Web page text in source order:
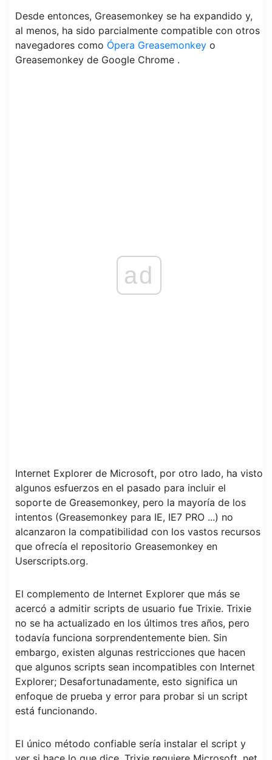
Desde entonces, Greasemonkey se ha expandido y,
al menos, ha sido parcialmente compatible con otros
navegadores como Ópera Greasemonkey o
Greasemonkey de Google Chrome .
ad
Internet Explorer de Microsoft, por otro lado, ha visto
algunos esfuerzos en el pasado para incluir el
soporte de Greasemonkey, pero la mayoría de los
intentos (Greasemonkey para IE, IE7 PRO ...) no
alcanzaron la compatibilidad con los vastos recursos
que ofrecía el repositorio Greasemonkey en
Userscripts.org.
El complemento de Internet Explorer que más se
acercó a admitir scripts de usuario fue Trixie. Trixie
no se ha actualizado en los últimos tres años, pero
todavía funciona sorprendentemente bien. Sin
embargo, existen algunas restricciones que hacen
que algunos scripts sean incompatibles con Internet
Explorer; Desafortunadamente, esto significa un
enfoque de prueba y error para probar si un script
está funcionando.
El único método confiable sería instalar el script y